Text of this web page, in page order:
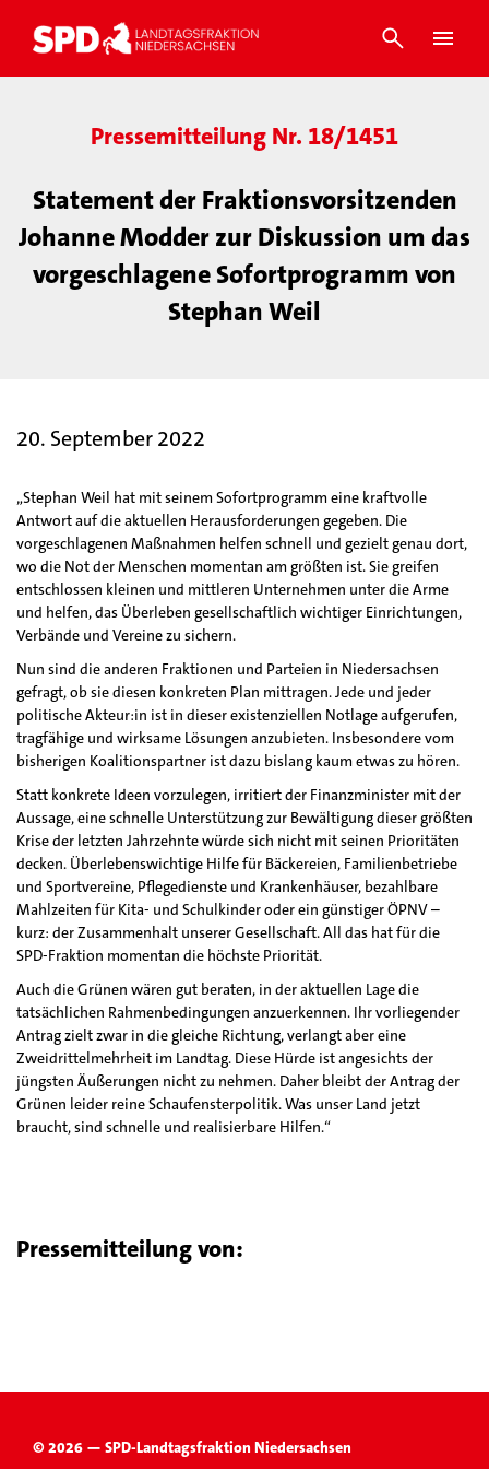
Pressemitteilung Nr. 18/1451
Statement der Fraktionsvorsitzenden
Johanne Modder zur Diskussion um das
vorgeschlagene Sofortprogramm von
Stephan Weil
20. September 2022
„Stephan Weil hat mit seinem Sofortprogramm eine kraftvolle
Antwort auf die aktuellen Herausforderungen gegeben. Die
vorgeschlagenen Maßnahmen helfen schnell und gezielt genau dort,
wo die Not der Menschen momentan am größten ist. Sie greifen
entschlossen kleinen und mittleren Unternehmen unter die Arme
und helfen, das Überleben gesellschaftlich wichtiger Einrichtungen,
Verbände und Vereine zu sichern.
Nun sind die anderen Fraktionen und Parteien in Niedersachsen
gefragt, ob sie diesen konkreten Plan mittragen. Jede und jeder
politische Akteur:in ist in dieser existenziellen Notlage aufgerufen,
tragfähige und wirksame Lösungen anzubieten. Insbesondere vom
bisherigen Koalitionspartner ist dazu bislang kaum etwas zu hören.
Statt konkrete Ideen vorzulegen, irritiert der Finanzminister mit der
Aussage, eine schnelle Unterstützung zur Bewältigung dieser größten
Krise der letzten Jahrzehnte würde sich nicht mit seinen Prioritäten
decken. Überlebenswichtige Hilfe für Bäckereien, Familienbetriebe
und Sportvereine, Pflegedienste und Krankenhäuser, bezahlbare
Mahlzeiten für Kita- und Schulkinder oder ein günstiger ÖPNV –
kurz: der Zusammenhalt unserer Gesellschaft. All das hat für die
SPD-Fraktion momentan die höchste Priorität.
Auch die Grünen wären gut beraten, in der aktuellen Lage die
tatsächlichen Rahmenbedingungen anzuerkennen. Ihr vorliegender
Antrag zielt zwar in die gleiche Richtung, verlangt aber eine
Zweidrittelmehrheit im Landtag. Diese Hürde ist angesichts der
jüngsten Äußerungen nicht zu nehmen. Daher bleibt der Antrag der
Grünen leider reine Schaufensterpolitik. Was unser Land jetzt
braucht, sind schnelle und realisierbare Hilfen.“
Pressemitteilung von:
© 2026 — SPD-Landtagsfraktion Niedersachsen